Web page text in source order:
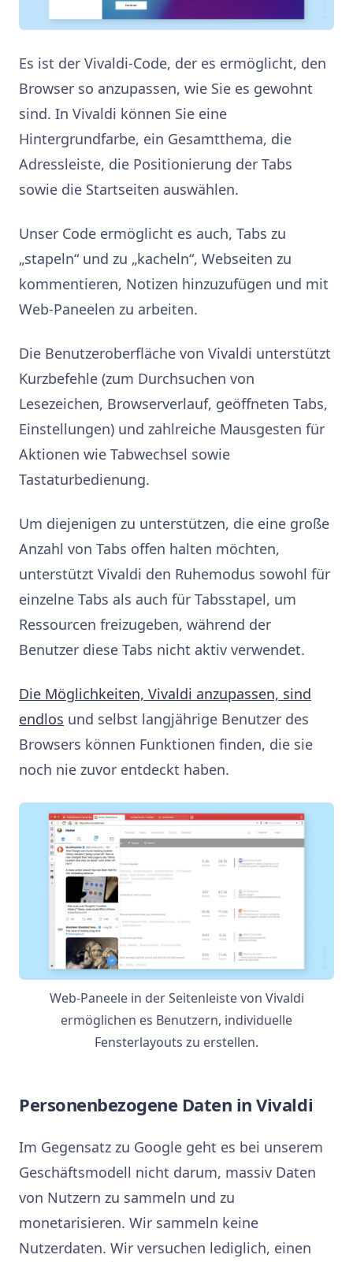
Es ist der Vivaldi-Code, der es ermöglicht, den
Browser so anzupassen, wie Sie es gewohnt
sind. In Vivaldi können Sie eine
Hintergrundfarbe, ein Gesamtthema, die
Adressleiste, die Positionierung der Tabs
sowie die Startseiten auswählen.
Unser Code ermöglicht es auch, Tabs zu
„stapeln“ und zu „kacheln“, Webseiten zu
kommentieren, Notizen hinzuzufügen und mit
Web-Paneelen zu arbeiten.
Die Benutzeroberfläche von Vivaldi unterstützt
Kurzbefehle (zum Durchsuchen von
Lesezeichen, Browserverlauf, geöffneten Tabs,
Einstellungen) und zahlreiche Mausgesten für
Aktionen wie Tabwechsel sowie
Tastaturbedienung.
Um diejenigen zu unterstützen, die eine große
Anzahl von Tabs offen halten möchten,
unterstützt Vivaldi den Ruhemodus sowohl für
einzelne Tabs als auch für Tabsstapel, um
Ressourcen freizugeben, während der
Benutzer diese Tabs nicht aktiv verwendet.
Die Möglichkeiten, Vivaldi anzupassen, sind
endlos und selbst langjährige Benutzer des
Browsers können Funktionen finden, die sie
noch nie zuvor entdeckt haben.
Web-Paneele in der Seitenleiste von Vivaldi
ermöglichen es Benutzern, individuelle
Fensterlayouts zu erstellen.
Personenbezogene Daten in Vivaldi
Im Gegensatz zu Google geht es bei unserem
Geschäftsmodell nicht darum, massiv Daten
von Nutzern zu sammeln und zu
monetarisieren. Wir sammeln keine
Nutzerdaten. Wir versuchen lediglich, einen